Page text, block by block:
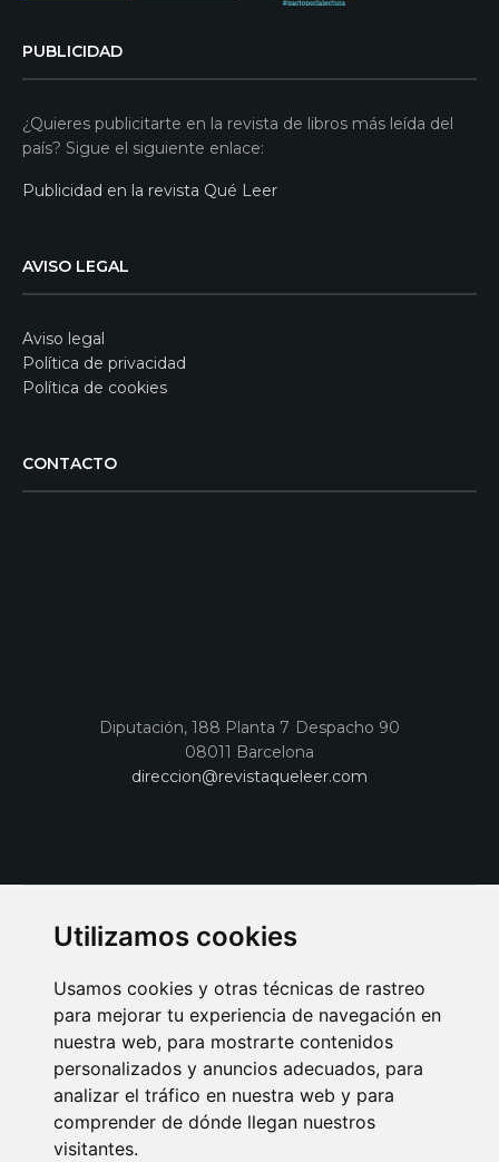
Utilizamos cookies
Usamos cookies y otras técnicas de rastreo
para mejorar tu experiencia de navegación en
nuestra web, para mostrarte contenidos
personalizados y anuncios adecuados, para
analizar el tráfico en nuestra web y para
comprender de dónde llegan nuestros
visitantes.
PUBLICIDAD
¿Quieres publicitarte en la revista de libros más leída del
país? Sigue el siguiente enlace:
Publicidad en la revista Qué Leer
AVISO LEGAL
Aviso legal
Política de privacidad
Política de cookies
CONTACTO
Diputación, 188 Planta 7 Despacho 90
08011 Barcelona
direccion@revistaqueleer.com
AVISO LEGAL POLITICA DE COOKIES
POLITICA DE PRIVACIDAD
PUBLICIDAD EN LA REVISTA QUÉ LEER
SORTEO-PREESTRENOS
SUSCRIPCIONES